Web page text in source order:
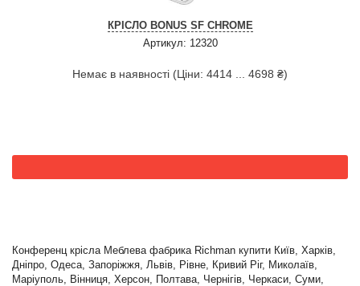
КРІСЛО BONUS SF CHROME
Артикул: 12320
Немає в наявності (Ціни: 4414 ... 4698 ₴)
Конференц крісла Меблева фабрика Richman купити Київ, Харків,
Дніпро, Одеса, Запоріжжя, Львів, Рівне, Кривий Ріг, Миколаїв,
Маріуполь, Вінниця, Херсон, Полтава, Чернігів, Черкаси, Суми,